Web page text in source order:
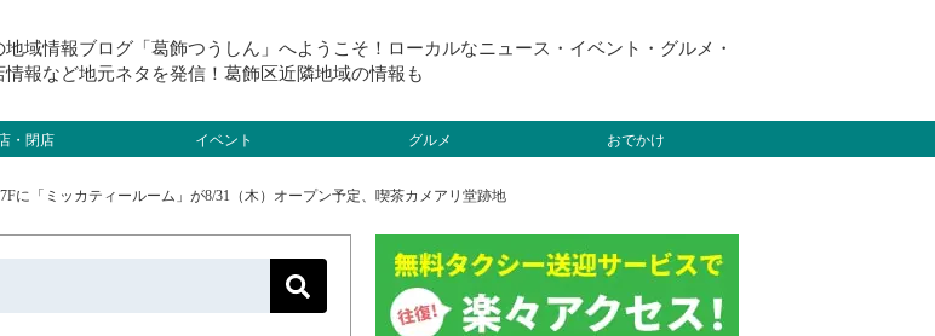
域情報ブログ「葛飾つうしん」へようこそ！ローカルなニュース・イベント・グルメ・
情報など地元ネタを発信！葛飾区近隣地域の情報も
・閉店 イベント グルメ おでかけ
に「ミッカティールーム」が8/31（木）オープン予定、喫茶カメアリ堂跡地